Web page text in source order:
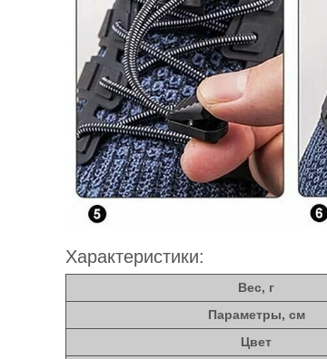
Характеристики:
Вес, г
Параметры, см
Цвет